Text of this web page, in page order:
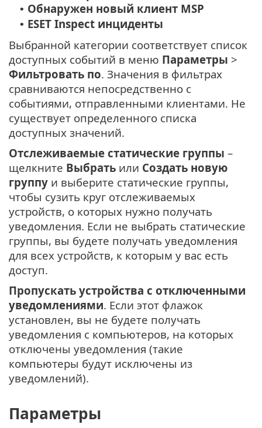
• Обнаружен новый клиент MSP
• ESET Inspect инциденты
Выбранной категории соответствует список
доступных событий в меню Параметры >
Фильтровать по. Значения в фильтрах
сравниваются непосредственно с
событиями, отправленными клиентами. Не
существует определенного списка
доступных значений.
Отслеживаемые статические группы –
щелкните Выбрать или Создать новую
группу и выберите статические группы,
чтобы сузить круг отслеживаемых
устройств, о которых нужно получать
уведомления. Если не выбрать статические
группы, вы будете получать уведомления
для всех устройств, к которым у вас есть
доступ.
Пропускать устройства с отключенными
уведомлениями. Если этот флажок
установлен, вы не будете получать
уведомления с компьютеров, на которых
отключены уведомления (такие
компьютеры будут исключены из
уведомлений).
Параметры